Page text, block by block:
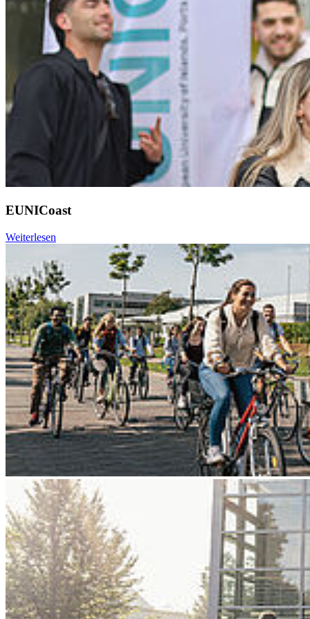
EUNICoast
Weiterlesen
Go to slide 1
Go to slide 2
Go to slide 3
Go to slide 4
Go to slide 5
Go to slide 6
Go to slide 7
Go to slide 8
Go to slide 9
Zurück
Workshop „Lehre mit Wirkung: BNE in
der Praxis“
Donnerstag, 09. Juli 2026 - 1300
Haus 21 | Raum 203 || Rektorat